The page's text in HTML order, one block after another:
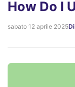
How Do I
sabato 12 aprile 2025